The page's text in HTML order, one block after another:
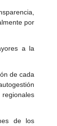
por
a la
de cada
de los